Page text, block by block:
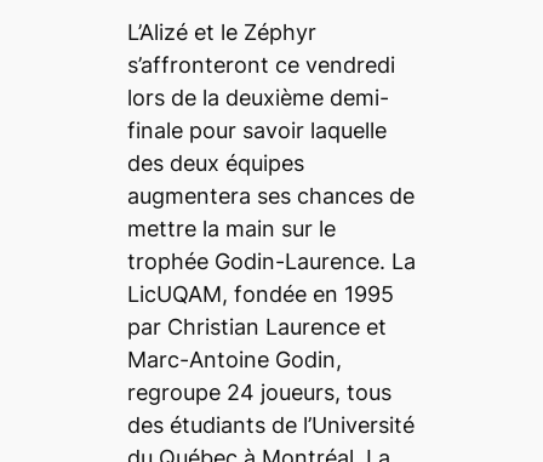
L’Alizé et le Zéphyr
s’affronteront ce vendredi
lors de la deuxième demi-
finale pour savoir laquelle
des deux équipes
augmentera ses chances de
mettre la main sur le
trophée Godin-Laurence. La
LicUQAM, fondée en 1995
par Christian Laurence et
Marc-Antoine Godin,
regroupe 24 joueurs, tous
des étudiants de l’Université